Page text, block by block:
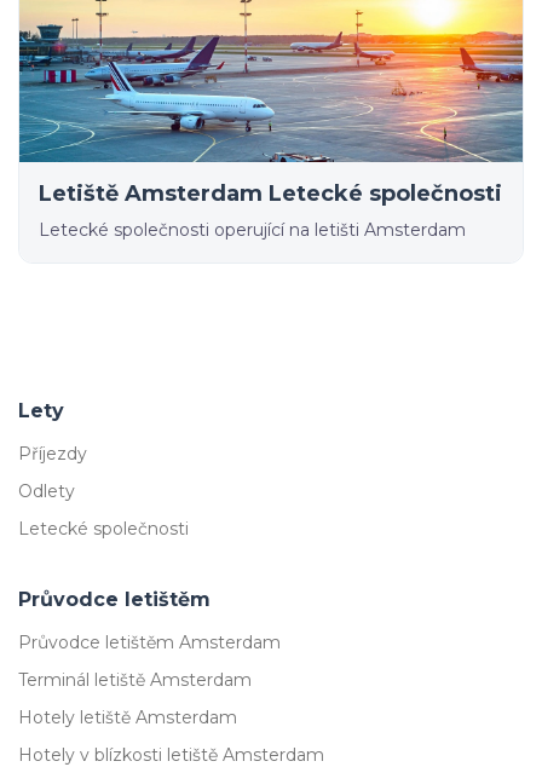
Letiště Amsterdam Letecké společnosti
Letecké společnosti operující na letišti Amsterdam
Lety
Příjezdy
Odlety
Letecké společnosti
Průvodce letištěm
Průvodce letištěm Amsterdam
Terminál letiště Amsterdam
Hotely letiště Amsterdam
Hotely v blízkosti letiště Amsterdam